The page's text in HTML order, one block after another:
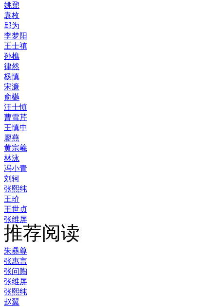
姚鼐
袁枚
邱为
李梦阳
王士禛
孙樵
律然
杨慎
宋濂
俞樾
汪士慎
曹雪芹
王慎中
廖燕
黄宗羲
林泳
冯小青
刘轲
张熙纯
王玠
王世贞
张维屏
推荐阅读
朱彝尊
张惠言
张问陶
张维屏
张熙纯
赵翼